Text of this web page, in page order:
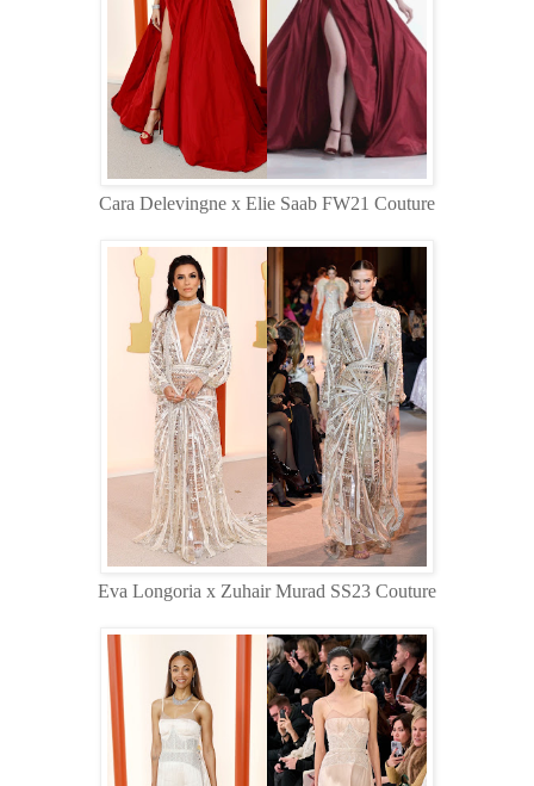
Cara Delevingne x Elie Saab FW21 Couture
Eva Longoria x Zuhair Murad SS23 Couture